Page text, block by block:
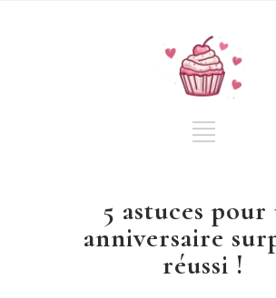
5 astuces pour
anniversaire
réussi !